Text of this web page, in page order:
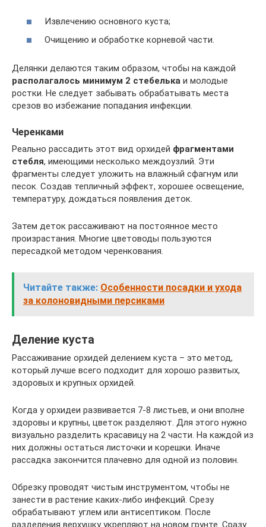
Извлечению основного куста;
Очищению и обработке корневой части.
Делянки делаются таким образом, чтобы на каждой
располагалось минимум 2 стебелька и молодые
ростки. Не следует забывать обрабатывать места
срезов во избежание попадания инфекции.
Черенками
Реально рассадить этот вид орхидей фрагментами
стебля, имеющими несколько междоузлий. Эти
фрагменты следует уложить на влажный сфагнум или
песок. Создав тепличный эффект, хорошее освещение,
температуру, дождаться появления деток.
Затем деток рассаживают на постоянное место
произрастания. Многие цветоводы пользуются
пересадкой методом черенкования.
Читайте также: Особенности посадки и ухода
за колоновидными персиками
Деление куста
Рассаживание орхидей делением куста – это метод,
который лучше всего подходит для хорошо развитых,
здоровых и крупных орхидей.
Когда у орхидеи развивается 7-8 листьев, и они вполне
здоровы и крупны, цветок разделяют. Для этого нужно
визуально разделить красавицу на 2 части. На каждой из
них должны остаться листочки и корешки. Иначе
рассадка закончится плачевно для одной из половин.
Обрезку проводят чистым инструментом, чтобы не
занести в растение каких-либо инфекций. Срезу
обрабатывают углем или антисептиком. После
разделения верхушку укрепляют на новом грунте. Сразу